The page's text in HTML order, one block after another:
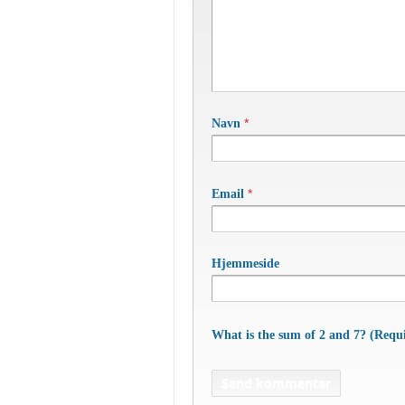
Navn *
Email *
Hjemmeside
What is the sum of 2 and 7?